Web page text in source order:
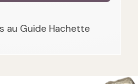
au Guide Hachette